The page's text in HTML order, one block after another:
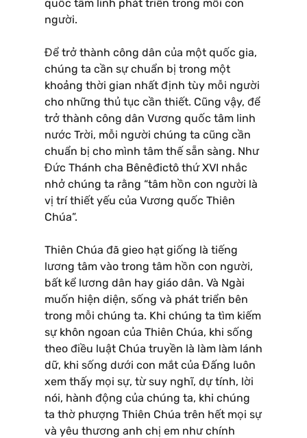
quốc tâm linh phát triển trong mỗi con
người.
Để trở thành công dân của một quốc gia,
chúng ta cần sự chuẩn bị trong một
khoảng thời gian nhất định tùy mỗi người
cho những thủ tục cần thiết. Cũng vậy, để
trở thành công dân Vương quốc tâm linh
nước Trời, mỗi người chúng ta cũng cần
chuẩn bị cho mình tâm thế sẵn sàng. Như
Đức Thánh cha Bênêđictô thứ XVI nhắc
nhở chúng ta rằng “tâm hồn con người là
vị trí thiết yếu của Vương quốc Thiên
Chúa”.
Thiên Chúa đã gieo hạt giống là tiếng
lương tâm vào trong tâm hồn con người,
bất kể lương dân hay giáo dân. Và Ngài
muốn hiện diện, sống và phát triển bên
trong mỗi chúng ta. Khi chúng ta tìm kiếm
sự khôn ngoan của Thiên Chúa, khi sống
theo điều luật Chúa truyền là làm làm lánh
dữ, khi sống dưới con mắt của Đấng luôn
xem thấy mọi sự, từ suy nghĩ, dự tính, lời
nói, hành động của chúng ta, khi chúng
ta thờ phượng Thiên Chúa trên hết mọi sự
và yêu thương anh chị em như chính